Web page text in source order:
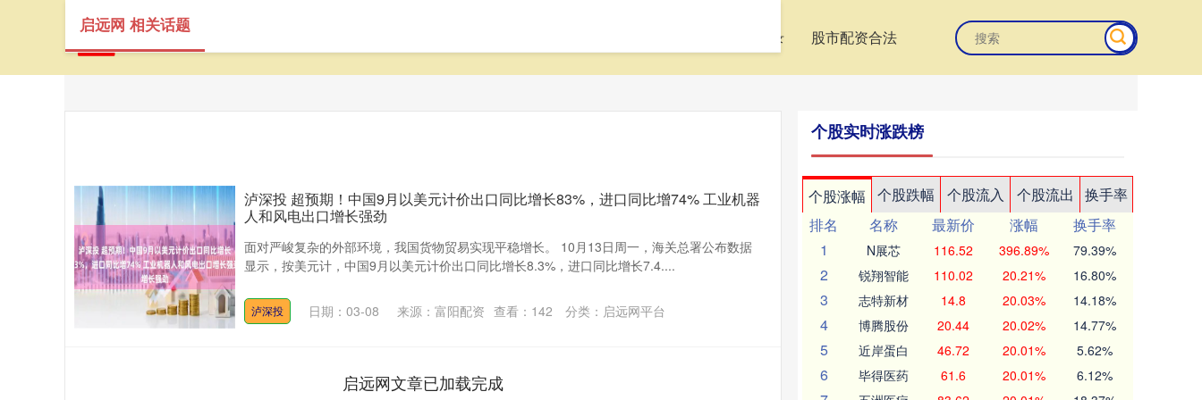
配资中国登录 股市配资合法
启远网 相关话题
泸深投 超预期！中国9月以美元计价出口同比增长83%，进口同比增74% 工业机器
人和风电出口增长强劲
面对严峻复杂的外部环境，我国货物贸易实现平稳增长。 10月13日周一，海关总署公布数据
显示，按美元计，中国9月以美元计价出口同比增长8.3%，进口同比增长7.4....
泸深投 日期：03-08 来源：富阳配资 查看： 142 分类： 启远网平台
启远网文章已加载完成
个股实时涨跌榜
个股涨幅 个股跌幅 个股流入 个股流出
换手率
排名
名称 最新价 涨幅
换手率
1
N展芯 116.52 396.89% 79.39%
2 锐翔智能 110.02 20.21% 16.80%
3 志特新材 14.8 20.03% 14.18%
4 博腾股份 20.44 20.02% 14.77%
5 近岸蛋白 46.72 20.01% 5.62%
6 毕得医药 61.6 20.01% 6.12%